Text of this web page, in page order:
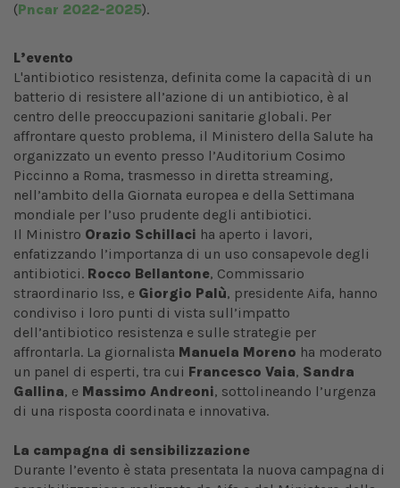
(Pncar 2022-2025).
L’evento
L'antibiotico resistenza, definita come la capacità di un
batterio di resistere all’azione di un antibiotico, è al
centro delle preoccupazioni sanitarie globali. Per
affrontare questo problema, il Ministero della Salute ha
organizzato un evento presso l’Auditorium Cosimo
Piccinno a Roma, trasmesso in diretta streaming,
nell’ambito della Giornata europea e della Settimana
mondiale per l’uso prudente degli antibiotici.
Il Ministro Orazio Schillaci ha aperto i lavori,
enfatizzando l’importanza di un uso consapevole degli
antibiotici. Rocco Bellantone, Commissario
straordinario Iss, e Giorgio Palù, presidente Aifa, hanno
condiviso i loro punti di vista sull’impatto
dell’antibiotico resistenza e sulle strategie per
affrontarla. La giornalista Manuela Moreno ha moderato
un panel di esperti, tra cui Francesco Vaia, Sandra
Gallina, e Massimo Andreoni, sottolineando l’urgenza
di una risposta coordinata e innovativa.
La campagna di sensibilizzazione
Durante l’evento è stata presentata la nuova campagna di